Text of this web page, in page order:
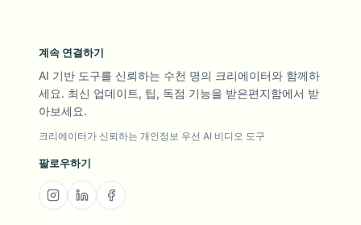
계속 연결하기
AI 기반 도구를 신뢰하는 수천 명의 크리에이터와 함께하
세요. 최신 업데이트, 팁, 독점 기능을 받은편지함에서 받
아보세요.
크리에이터가 신뢰하는 개인정보 우선 AI 비디오 도구
팔로우하기